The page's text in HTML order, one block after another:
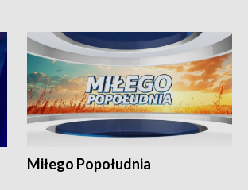
Miłego Popołudnia